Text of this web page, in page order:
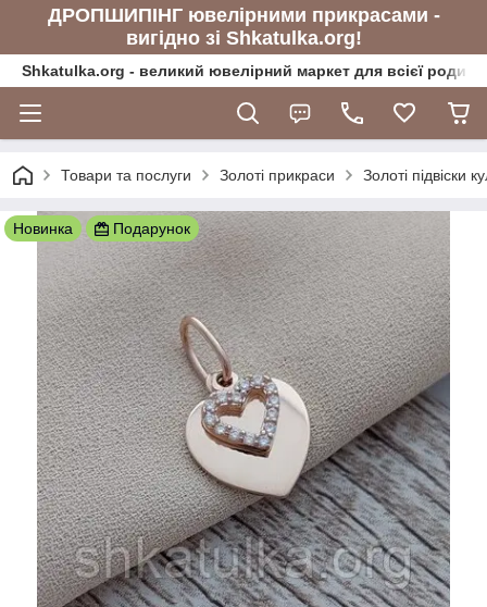
ДРОПШИПІНГ ювелірними прикрасами -
вигідно зі Shkatulka.org!
Shkatulka.org - великий ювелірний маркет для всієї
Товари та послуги Золоті прикраси Золоті підвіски
Новинка Подарунок